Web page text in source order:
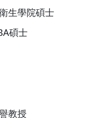
生學院碩士
碩士
教授